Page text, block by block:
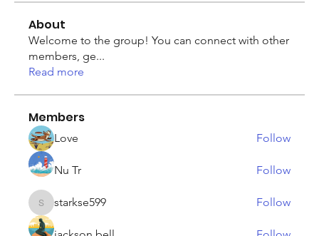
About
Welcome to the group! You can connect with other
members, ge...
Read more
Members
Love Follow
Nu Tr Follow
starkse599
starkse599 Follow